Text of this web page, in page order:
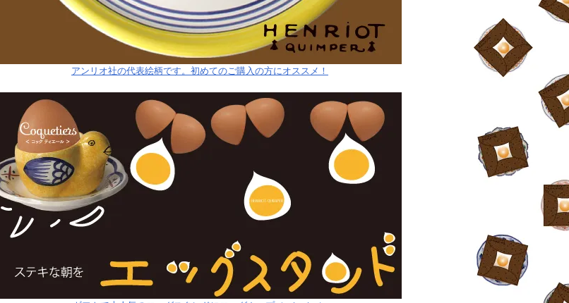
アンリオ社の代表絵柄です。初めてのご購入の方にオススメ！